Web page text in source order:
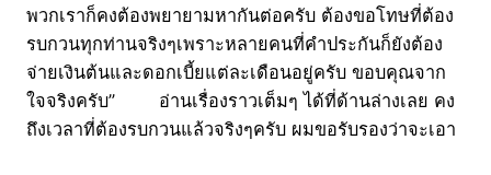
พวกเราก็คงต้องพยายามหากันต่อครับ ต้องขอโทษที่ต้อง
รบกวนทุกท่านจริงๆเพราะหลายคนที่คำประกันก็ยังต้อง
จ่ายเงินต้นและดอกเบี้ยแต่ละเดือนอยู่ครับ ขอบคุณจาก
ใจจริงครับ” อ่านเรื่องราวเต็มๆ ได้ที่ด้านล่างเลย คง
ถึงเวลาที่ต้องรบกวนแล้วจริงๆครับ ผมขอรับรองว่าจะเอา